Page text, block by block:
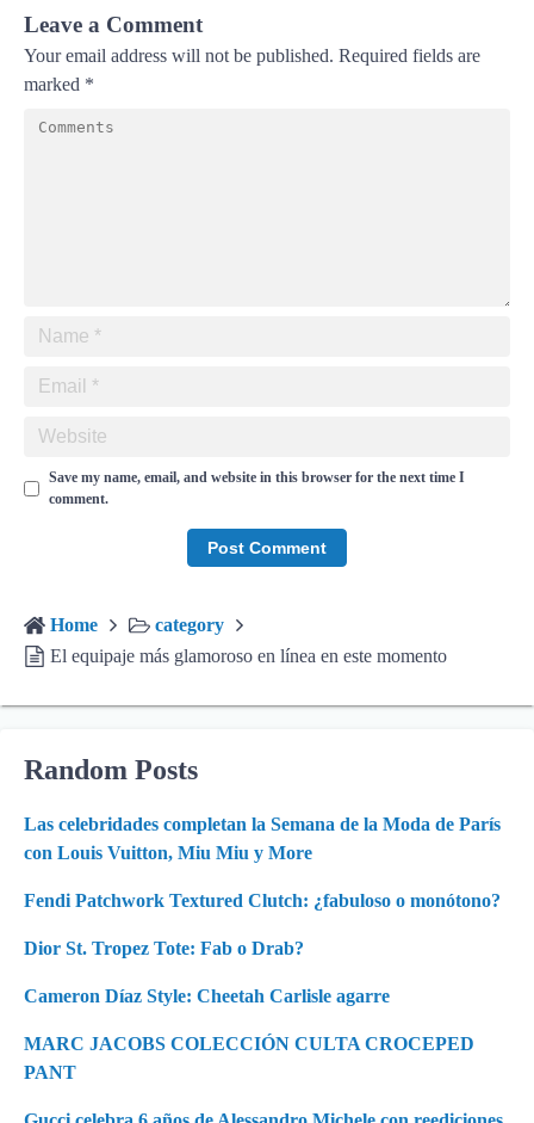
Leave a Comment
Your email address will not be published. Required fields are
marked *
Save my name, email, and website in this browser for the next time I
comment.
Home
category
El equipaje más glamoroso en línea en este momento
Random Posts
Las celebridades completan la Semana de la Moda de París
con Louis Vuitton, Miu Miu y More
Fendi Patchwork Textured Clutch: ¿fabuloso o monótono?
Dior St. Tropez Tote: Fab o Drab?
Cameron Díaz Style: Cheetah Carlisle agarre
MARC JACOBS COLECCIÓN CULTA CROCEPED
PANT